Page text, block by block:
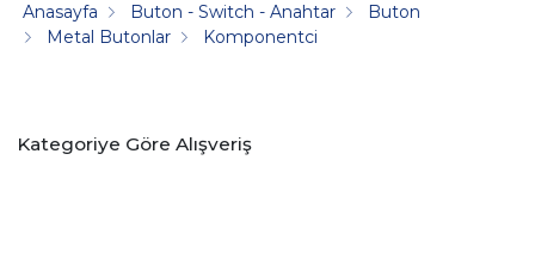
Anasayfa Buton - Switch - Anahtar
Buton
Metal Butonlar
Komponentci
Kategoriye Göre Alışveriş